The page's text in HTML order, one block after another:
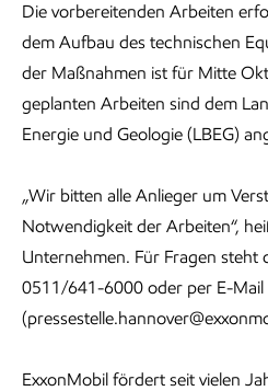
Die vorbereitenden Arbeiten
dem Aufbau des technischen
der Maßnahmen ist für Mitte
geplanten Arbeiten sind dem
Energie und Geologie (LBEG)
„Wir bitten alle Anlieger um
Notwendigkeit der Arbeiten“,
Unternehmen. Für Fragen steht
0511/641-6000 oder per E-Mail
ExxonMobil fördert seit vielen